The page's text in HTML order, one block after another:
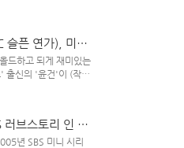
부작 를 풀 버전으로
같음. 최근, 새삼 이
이 부분에 꽂힌 건 안
연주곡) 에다 "바람
는 우리말 가사를
슬픈 연가), 미모
드하고 되게 재미있는
출신의 '윤건'이 (작곡
서 즐겨 듣곤 했었
개인의 판단으로 본
흥행작을 죄다 거절
브스토리 인 하
년 SBS 미니 시리